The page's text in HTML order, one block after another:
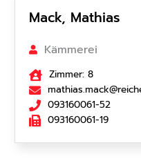
Mack, Mathias
Kämmerei
Zimmer: 8
093160061-52
093160061-19